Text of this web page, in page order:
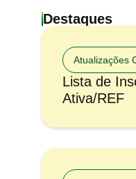
Destaques
Atualizações
Lista de
Ativa/REF